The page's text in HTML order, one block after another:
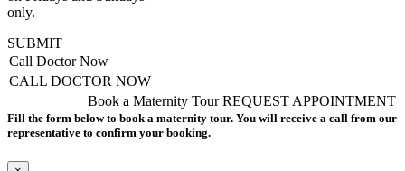
only.
SUBMIT
Call Doctor Now
CALL DOCTOR NOW
REQUEST APPOINTMENT
Book a Maternity Tour
Fill the form below to book a maternity tour. You will receive a call from our
representative to confirm your booking.